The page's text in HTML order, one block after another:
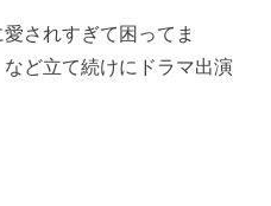
されすぎて困ってま
ど立て続けにドラマ出演